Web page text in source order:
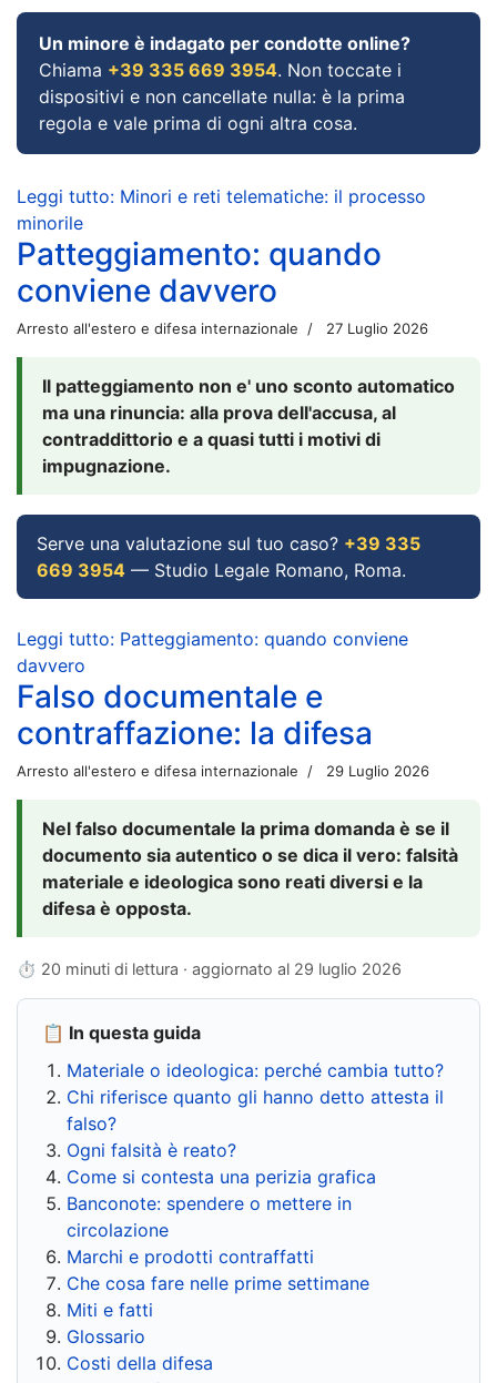
Un minore è indagato per condotte online?
Chiama +39 335 669 3954. Non toccate i
dispositivi e non cancellate nulla: è la prima
regola e vale prima di ogni altra cosa.
Leggi tutto: Minori e reti telematiche: il processo
minorile
Patteggiamento: quando
conviene davvero
Arresto all'estero e difesa internazionale 27 Luglio 2026
Il patteggiamento non e' uno sconto automatico
ma una rinuncia: alla prova dell'accusa, al
contraddittorio e a quasi tutti i motivi di
impugnazione.
Serve una valutazione sul tuo caso? +39 335
669 3954 — Studio Legale Romano, Roma.
Leggi tutto: Patteggiamento: quando conviene
davvero
Falso documentale e
contraffazione: la difesa
Arresto all'estero e difesa internazionale 29 Luglio 2026
Nel falso documentale la prima domanda è se il
documento sia autentico o se dica il vero: falsità
materiale e ideologica sono reati diversi e la
difesa è opposta.
⏱ 20 minuti di lettura · aggiornato al 29 luglio 2026
📋 In questa guida
Materiale o ideologica: perché cambia tutto?
Chi riferisce quanto gli hanno detto attesta il
falso?
Ogni falsità è reato?
Come si contesta una perizia grafica
Banconote: spendere o mettere in
circolazione
Marchi e prodotti contraffatti
Che cosa fare nelle prime settimane
Miti e fatti
Glossario
Costi della difesa